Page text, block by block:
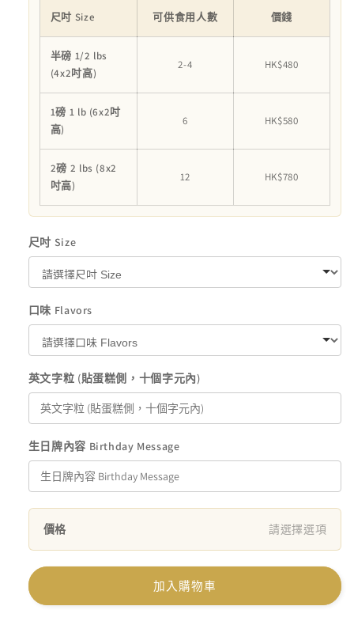
蔔
乳
酪
忌
廉
蛋
糕
Bunny
Carrot
Cream
Cake
數
量
少
乳
糕
Cream
數
尺吋 Size 可供食用人數 價錢
半磅 1/2 lbs
(4x2吋高)
2-4 HK$480
1磅 1 lb (6x2吋
高)
6 HK$580
2磅 2 lbs (8x2
吋高)
12 HK$780
尺吋 Size
口味 Flavors
英文字粒 (貼蛋糕側，十個字元內)
生日牌內容 Birthday Message
價格 請選擇選項
加入購物車